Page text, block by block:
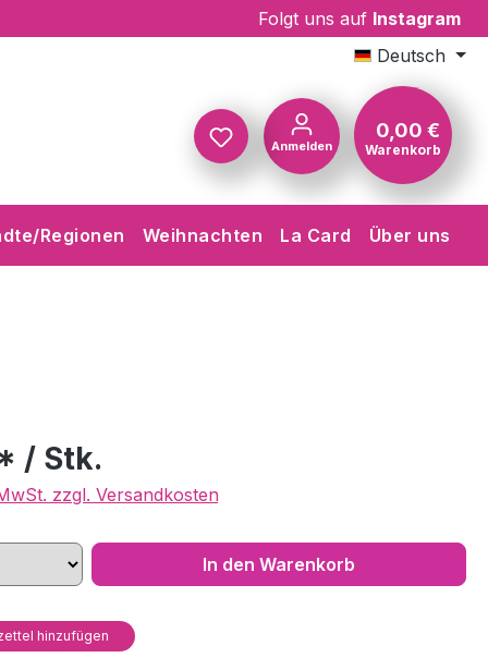
Folgt uns auf Instagram
Deutsch
Anmelden
0,00 €
Warenkorb
Regionen Weihnachten La Card Über uns
/ Stk.
zzgl. Versandkosten
In den Warenkorb
hinzufügen